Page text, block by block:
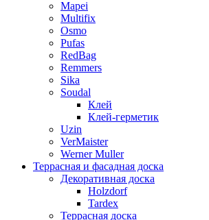
Mapei
Multifix
Osmo
Pufas
RedBag
Remmers
Sika
Soudal
Клей
Клей-герметик
Uzin
VerMaister
Werner Muller
Террасная и фасадная доска
Декоративная доска
Holzdorf
Tardex
Террасная доска